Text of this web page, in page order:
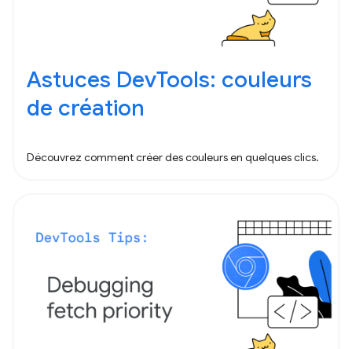
Astuces DevTools: couleurs
de création
Découvrez comment créer des couleurs en quelques clics.